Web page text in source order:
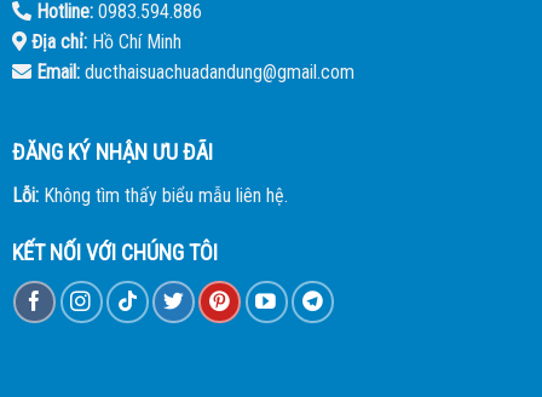
Hotline:0983.594.886
Địa chỉ:Hồ Chí Minh
Email:ducthaisuachuadandung@gmail.com
ĐĂNG KÝ NHẬN ƯU ĐÃI
Lỗi:Không tìm thấy biểu mẫu liên hệ.
KẾT NỐI VỚI CHÚNG TÔI